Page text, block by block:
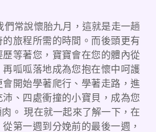
們常說懷胎九月，這就是走一趟
旅程所需的時間。而後頭更有
等著您，寶寶會在您的體內從
呱呱落地成為您抱在懷中呵護
開始學著爬行、學著走路，進
、四處衝撞的小寶貝，成為您
。 現在就一起來了解一下，在
第一週到分娩前的最後一週，